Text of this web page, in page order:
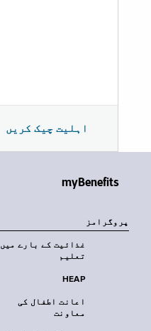
اہلیت چیک کریں
myBenefits
پروگرامز
غذائیت کے بارے میں
تعلیم
HEAP
اعانت اطفال کی
معاونت